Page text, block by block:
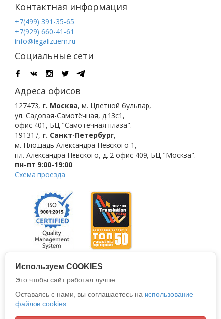
Контактная информация
+7(499) 391-35-65
+7(929) 660-41-61
info@legalizuem.ru
Социальные сети
Адреса офисов
127473, г. Москва, м. Цветной бульвар,
ул. Садовая-Самотёчная, д.13с1,
офис 401, БЦ "Самотёчная плаза".
191317, г. Санкт-Петербург,
м. Площадь Александра Невского 1 ,
пл. Александра Невского, д. 2 офис 409, БЦ "Москва".
пн-пт 9:00-19:00
Схема проезда
Политика конфиденциальности
Используем COOKIES
Это чтобы сайт работал лучше.
Оставаясь с нами, вы соглашаетесь на использование
файлов cookies.